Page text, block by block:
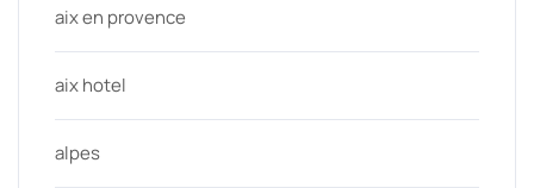
aix en provence
aix hotel
alpes